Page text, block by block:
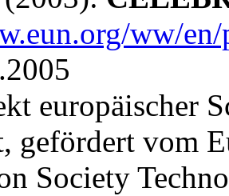
ww/
europäischer
gefördert vom
Society